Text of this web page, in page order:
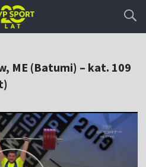
ME (Batumi) – kat. 109